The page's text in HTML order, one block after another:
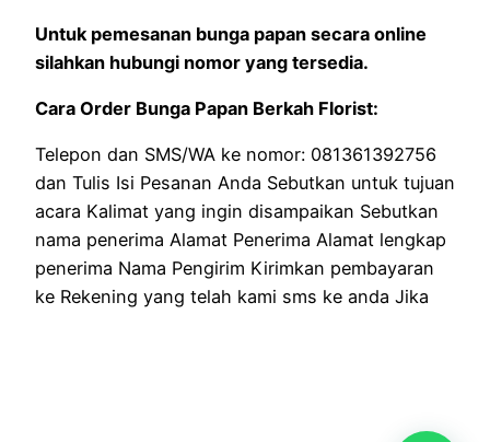
Untuk pemesanan bunga papan secara online
silahkan hubungi nomor yang tersedia.
Cara Order Bunga Papan Berkah Florist:
Telepon dan SMS/WA ke nomor: 081361392756
dan Tulis Isi Pesanan Anda Sebutkan untuk tujuan
acara Kalimat yang ingin disampaikan Sebutkan
nama penerima Alamat Penerima Alamat lengkap
penerima Nama Pengirim Kirimkan pembayaran
ke Rekening yang telah kami sms ke anda Jika